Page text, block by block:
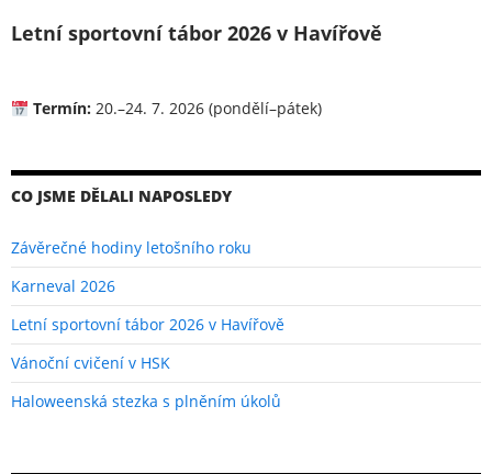
Letní sportovní tábor 2026 v Havířově
Termín:20.–24. 7. 2026 (pondělí–pátek)
CO JSME DĚLALI NAPOSLEDY
Závěrečné hodiny letošního roku
Karneval 2026
Letní sportovní tábor 2026 v Havířově
Vánoční cvičení v HSK
Haloweenská stezka s plněním úkolů